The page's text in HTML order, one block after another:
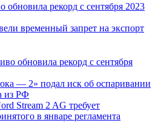
обновила рекорд с сентября 2023
временный запрет на экспорт
— 2» подал иск об оспаривании
из РФ
Stream 2 AG требует
в январе регламента